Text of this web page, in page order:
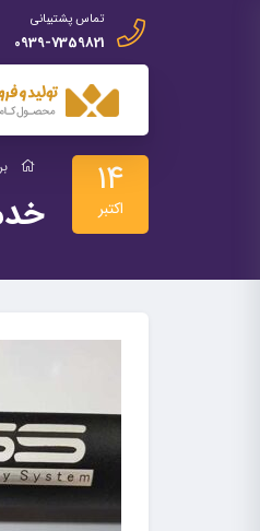
تماس پشتیبانی
0939-7359821
14
اکتبر